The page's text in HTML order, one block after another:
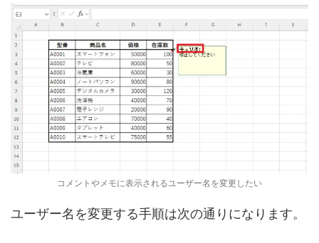
コメントやメモに表示されるユーザー名を変更したい
ユーザー名を変更する手順は次の通りになります。